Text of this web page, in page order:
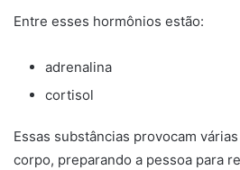
Entre esses hormônios estão:
adrenalina
cortisol
Essas substâncias provocam
corpo, preparando a pessoa para